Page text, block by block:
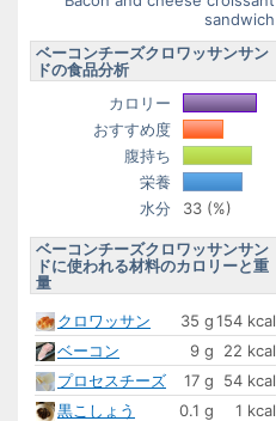
sandwich
ベーコンチーズクロワッサンサン
ドの食品分析
カロリー
おすすめ度
腹持ち
栄養
水分
33 (%)
ベーコンチーズクロワッサンサン
ドに使われる材料のカロリーと重
量
クロワッサン
35 g154 kcal
ベーコン
9 g
22 kcal
プロセスチーズ
17 g
54 kcal
黒こしょう
0.1 g 1 kcal